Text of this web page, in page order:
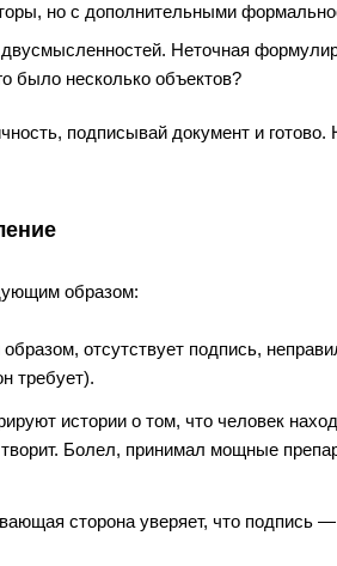
но с дополнительными
Неточная
было несколько объектов?
подписывай документ и готово.
образом:
отсутствует подпись,
требует).
истории о том, что человек
Болел, принимал мощные
сторона уверяет, что подпись